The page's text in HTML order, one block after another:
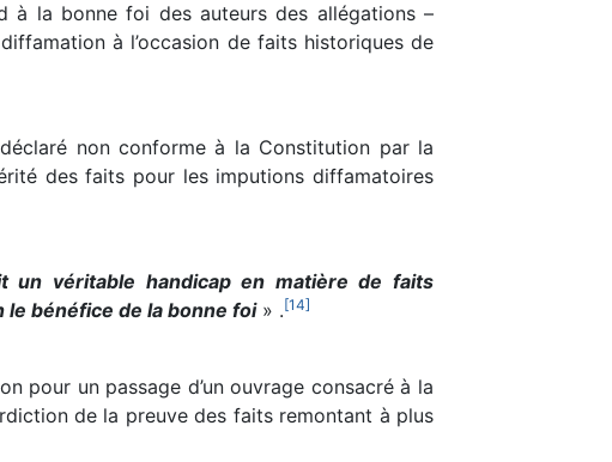
à la bonne foi des auteurs des allégations –
à l’occasion de faits historiques de
non conforme à la Constitution par la
des faits pour les imputions diffamatoires
un véritable handicap en matière de faits
bénéfice de la bonne foi» .[14]
pour un passage d’un ouvrage consacré à la
de la preuve des faits remontant à plus